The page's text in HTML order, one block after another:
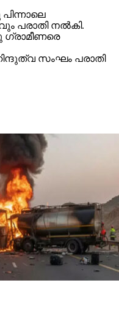
പരാതി നല്‍കി.
സംഘം പരാതി